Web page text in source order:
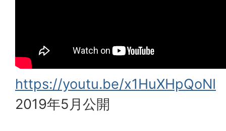
https://youtu.be/x1HuXHpQoNI
2019年5月公開